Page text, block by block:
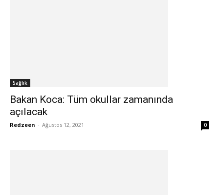
Sağlık
Bakan Koca: Tüm okullar zamanında
açılacak
Redzeen - Ağustos 12, 2021 0